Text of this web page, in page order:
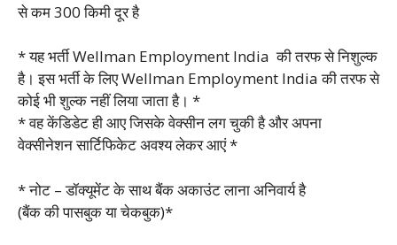
से कम 300 किमी दूर है
* यह भर्ती Wellman Employment India की तरफ से निशुल्क
है। इस भर्ती के लिए Wellman Employment India की तरफ से
कोई भी शुल्क नहीं लिया जाता है। *
* वह केंडिडेट ही आए जिसके वेक्सीन लग चुकी है और अपना
वेक्सीनेशन सार्टिफिकेट अवश्य लेकर आएं *
* नोट – डॉक्यूमेंट के साथ बैंक अकाउंट लाना अनिवार्य है
(बैंक की पासबुक या चेकबुक)*